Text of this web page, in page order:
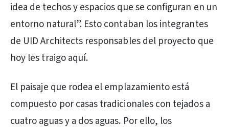
idea de techos y espacios que se configuran en un
entorno natural”. Esto contaban los integrantes
de UID Architects responsables del proyecto que
hoy les traigo aquí.
El paisaje que rodea el emplazamiento está
compuesto por casas tradicionales con tejados a
cuatro aguas y a dos aguas. Por ello, los